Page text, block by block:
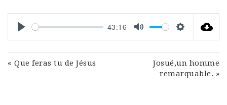
Play
43:16
Mute Settings
« Que feras tu de Jésus
Josué,un homme
remarquable. »